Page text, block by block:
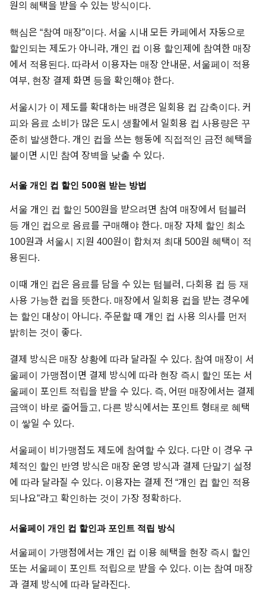
원의 혜택을 받을 수 있는 방식이다.
핵심은 “참여 매장”이다. 서울 시내 모든 카페에서 자동으로
할인되는 제도가 아니라, 개인 컵 이용 할인제에 참여한 매장
에서 적용된다. 따라서 이용자는 매장 안내문, 서울페이 적용
여부, 현장 결제 화면 등을 확인해야 한다.
서울시가 이 제도를 확대하는 배경은 일회용 컵 감축이다. 커
피와 음료 소비가 많은 도시 생활에서 일회용 컵 사용량은 꾸
준히 발생한다. 개인 컵을 쓰는 행동에 직접적인 금전 혜택을
붙이면 시민 참여 장벽을 낮출 수 있다.
서울 개인 컵 할인 500원 받는 방법
서울 개인 컵 할인 500원을 받으려면 참여 매장에서 텀블러
등 개인 컵으로 음료를 구매해야 한다. 매장 자체 할인 최소
100원과 서울시 지원 400원이 합쳐져 최대 500원 혜택이 적
용된다.
이때 개인 컵은 음료를 담을 수 있는 텀블러, 다회용 컵 등 재
사용 가능한 컵을 뜻한다. 매장에서 일회용 컵을 받는 경우에
는 할인 대상이 아니다. 주문할 때 개인 컵 사용 의사를 먼저
밝히는 것이 좋다.
결제 방식은 매장 상황에 따라 달라질 수 있다. 참여 매장이 서
울페이 가맹점이면 결제 방식에 따라 현장 즉시 할인 또는 서
울페이 포인트 적립을 받을 수 있다. 즉, 어떤 매장에서는 결제
금액이 바로 줄어들고, 다른 방식에서는 포인트 형태로 혜택
이 쌓일 수 있다.
서울페이 비가맹점도 제도에 참여할 수 있다. 다만 이 경우 구
체적인 할인 반영 방식은 매장 운영 방식과 결제 단말기 설정
에 따라 달라질 수 있다. 이용자는 결제 전 “개인 컵 할인 적용
되나요”라고 확인하는 것이 가장 정확하다.
서울페이 개인 컵 할인과 포인트 적립 방식
서울페이 가맹점에서는 개인 컵 이용 혜택을 현장 즉시 할인
또는 서울페이 포인트 적립으로 받을 수 있다. 이는 참여 매장
과 결제 방식에 따라 달라진다.